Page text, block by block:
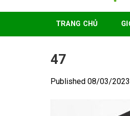
TRANG CHỦ
47
Published 08/03/2023